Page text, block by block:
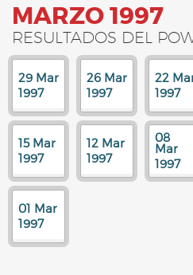
MARZO 1997
RESULTADOS DEL
29 Mar
1997
26 Mar
1997
22
1997
15 Mar
1997
12 Mar
1997
08
Mar
1997
01 Mar
1997